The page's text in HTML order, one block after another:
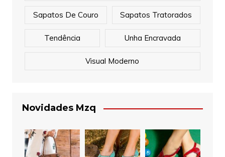
Sapatos De Couro Sapatos Tratorados
Tendência Unha Encravada
Visual Moderno
Novidades Mzq